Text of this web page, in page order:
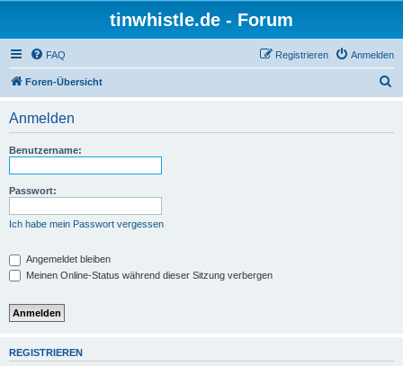
tinwhistle.de - Forum
FAQ Anmelden
Registrieren
Foren-Übersicht
Anmelden
Benutzername:
Passwort:
Ich habe mein Passwort vergessen
Angemeldet bleiben
Meinen Online-Status während dieser Sitzung verbergen
REGISTRIEREN